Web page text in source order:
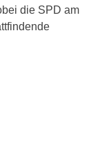
die SPD am